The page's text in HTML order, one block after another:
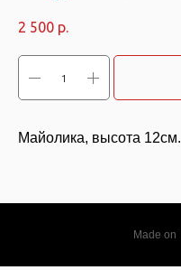
2 500 р.
Майолика, высота 12см.
Made on